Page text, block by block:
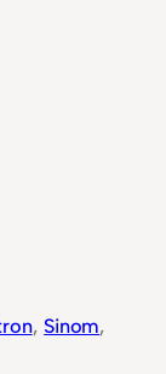
, Sinom